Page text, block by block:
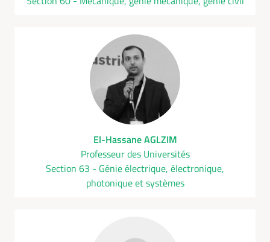
El-Hassane AGLZIM
Professeur des Universités
Section 63 - Génie électrique, électronique,
photonique et systèmes